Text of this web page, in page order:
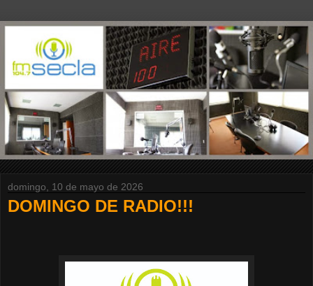
domingo, 10 de mayo de 2026
DOMINGO DE RADIO!!!